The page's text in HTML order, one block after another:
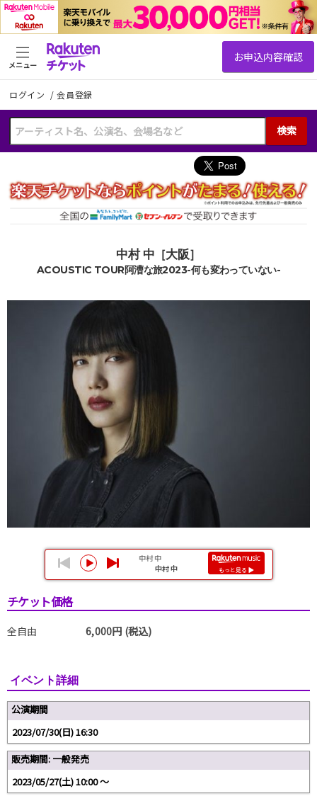
ログイン /会員登録
検索
メニュー
中村 中［大阪］
ACOUSTIC TOUR阿漕な旅2023-何も変わっていない-
チケット価格
全自由 6,000円 (税込)
イベント詳細
公演期間
2023/07/30(日) 16:30
販売期間: 一般発売
2023/05/27(土) 10:00 〜